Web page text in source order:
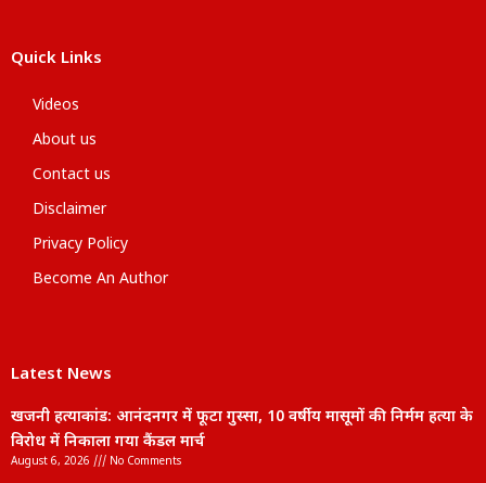
Quick Links
Videos
About us
Contact us
Disclaimer
Privacy Policy
Become An Author
Latest News
खजनी हत्याकांड: आनंदनगर में फूटा गुस्सा, 10 वर्षीय मासूमों की निर्मम हत्या के
विरोध में निकाला गया कैंडल मार्च
August 6, 2026 No Comments